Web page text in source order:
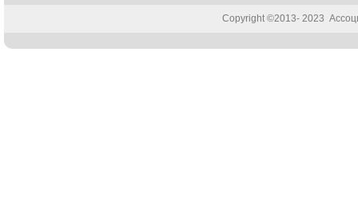
Copyright ©2013- 2023